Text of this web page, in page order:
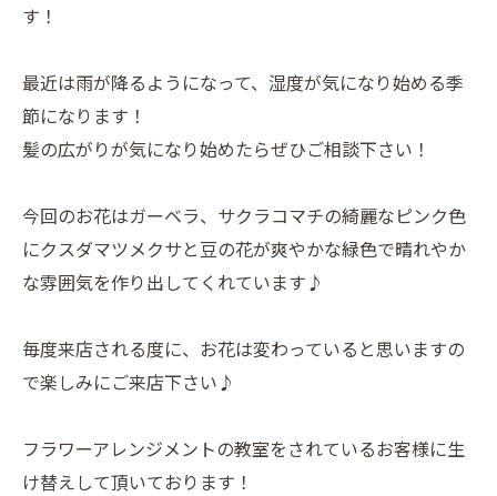
す！
⁡最近は雨が降るようになって、湿度が気になり始める季
節になります！
髪の広がりが気になり始めたらぜひご相談下さい！
今回のお花はガーベラ、サクラコマチの綺麗なピンク色
にクスダマツメクサと豆の花が爽やかな緑色で晴れやか
な雰囲気を作り出してくれています♪
毎度来店される度に、お花は変わっていると思いますの
で楽しみにご来店下さい♪
フラワーアレンジメントの教室をされているお客様に生
け替えして頂いております！